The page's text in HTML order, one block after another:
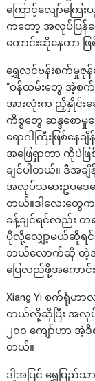
ကြောင့်လျော်ကြေ
ကတော့ အလုပ်ပြန်
တောင်းဆိုနေတာ ဖ
ရွှေလင်ဗန်းစက်မှုဇုန်
“ဝန်ထမ်းတွေ အဲ့စက်ရုံ
အားလုံးက ညှိနှိုင်းဆွေ
ကိစ္စတွေ ဆန္ဒစောမှု
ရောဂါကြီးဖြစ်နေ
အဖြေရှာတာ ကိုပဲဖြစ်
ချင်ပါတယ်။ ဒီအချိ
အလုပ်သမားဥပဒ
တယ်။ဒါလေးတွေက
ခန့်ချင်ရင်လည်း တ
ပိုလို့လျှော့မယ်ဆိုရ
ဘယ်လောက်ဆို တဲ့အ
ပြေလည်ဖို့အကောင်း
Xiang Yi စက်ရုံဟ
တယ်လို့ဆိုပြီး အလု
၂၀၀ ကျော်ဟာ အဲ့
တယ်။
ဒါ့အပြင် ရွှေပြ